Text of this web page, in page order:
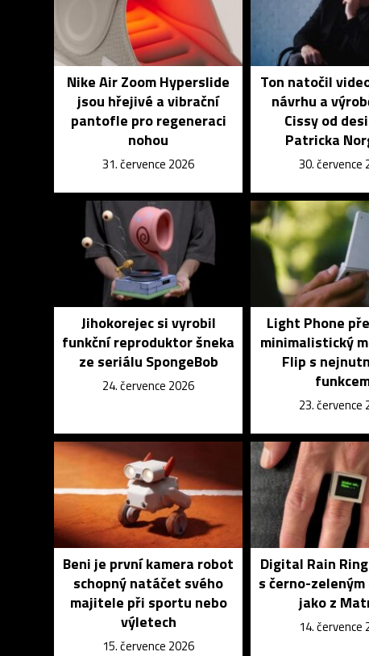
Nike Air Zoom Hyperslide
jsou hřejivé a vibrační
pantofle pro regeneraci
nohou
31. července 2026
Ton natočil
návrhu a
Cissy od
Patricka
30. července
Jihokorejec si vyrobil
funkční reproduktor šneka
ze seriálu SpongeBob
24. července 2026
Light Phone
minimalistický
Flip s
23. července
Beni je první kamera robot
schopný natáčet svého
majitele při sportu nebo
výletech
15. července 2026
Digital Rain
s černo-
jako z
14. července